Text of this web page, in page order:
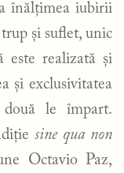
înălțimea iubirii
și suflet, unic
este realizată și
și exclusivitatea
două le împart.
sine qua non
Octavio Paz,